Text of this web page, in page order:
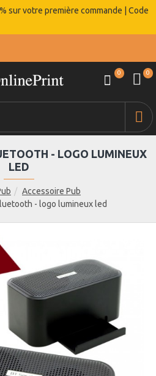
sur votre première commande | Code
0 0
Accessoire Pub
- logo lumineux led
- LOGO LUMINEUX
LED